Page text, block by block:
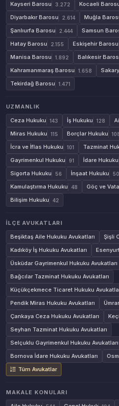
Kayseri Barosu 3.272 Kocaeli
Diyarbakır Barosu 2.614 Muğla
Şanlıurfa Barosu 2.444 Samsun
Hatay Barosu 2.155 Eskişehir Barosu
Manisa Barosu 1.892 Balıkesir
Kahramanmaraş Barosu 1.658
Tekirdağ Barosu 1.471
UZMANLIK
Ceza Hukuku
143 İş Hukuku 128
Miras Hukuku 115 Borçlar Hukuku
İcra ve İflas Hukuku 101 Tazminat
Gayrimenkul Hukuku 91 İdare Hukuku
Sigorta Hukuku 56 İnşaat Hukuku 50
Kamulaştırma Hukuku 48 Göç ve
Bilişim Hukuku 42
İLÇE AVUKATLARI
Beşiktaş Aile Hukuku Avukatları
Şişli
Kadıköy İş Hukuku Avukatları
Üsküdar Gayrimenkul Hukuku Avukatları
Bağcılar Tazminat Hukuku Avukatları
Küçükçekmece Ticaret Hukuku
Pendik Miras Hukuku Avukatları
Çankaya Ceza Hukuku Avukatları
Seyhan Tazminat Hukuku Avukatları
Selçuklu Gayrimenkul Hukuku Avukatları
Bornova İdare Hukuku Avukatları
Tüm Avukatlar
MAKALE KONULARI